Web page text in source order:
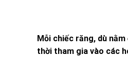
Mỗi chiếc răng, dù
thời tham gia vào các